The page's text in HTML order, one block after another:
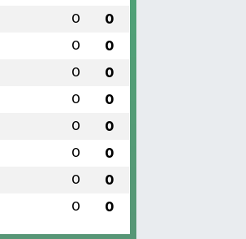
0 0
0 0
0 0
0 0
0 0
0 0
0 0
0 0